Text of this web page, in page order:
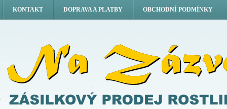
KONTAKT DOPRAVA A PLATBY OBCHODNÍ PODMÍNKY